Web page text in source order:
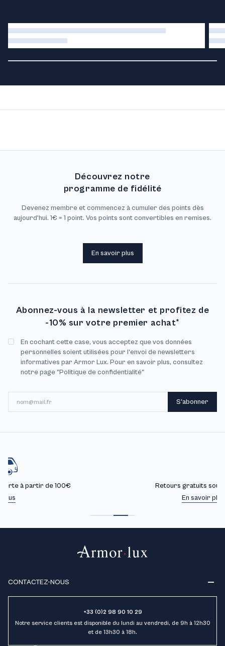
Abonnez-vous à la newsletter et profitez de
-10% sur votre premier achat*
En cochant cette case, vous acceptez que vos données
personnelles soient utilisées pour l'envoi de newsletters
informatives par Armor Lux. Pour en savoir plus, consultez
notre page "Politique de confidentialité"
S'abonner
Découvrez notre
programme de fidélité
Devenez membre et commencez à cumuler des points dès
aujourd’hui. 1€ = 1 point. Vos points sont convertibles en remises.
En savoir plus
Retours gratuits sous 30 jours
CONTACTEZ-NOUS
+33 (0)2 98 90 10 29
Notre service clients est disponible du lundi au vendredi, de 9h à 12h30
et de 13h30 à 18h.